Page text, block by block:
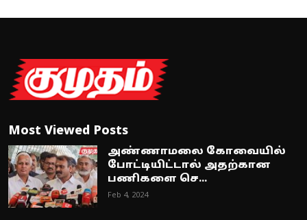
Most Viewed Posts
அண்ணாமலை கோவையில்
போட்டியிட்டால் அதற்கான
பணிகளை செ...
Feb 4, 2024